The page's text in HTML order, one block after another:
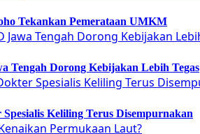
Tekankan Pemerataan UMKM
Tengah Dorong Kebijakan Lebih Tegas
Keliling Terus Disempurnakan